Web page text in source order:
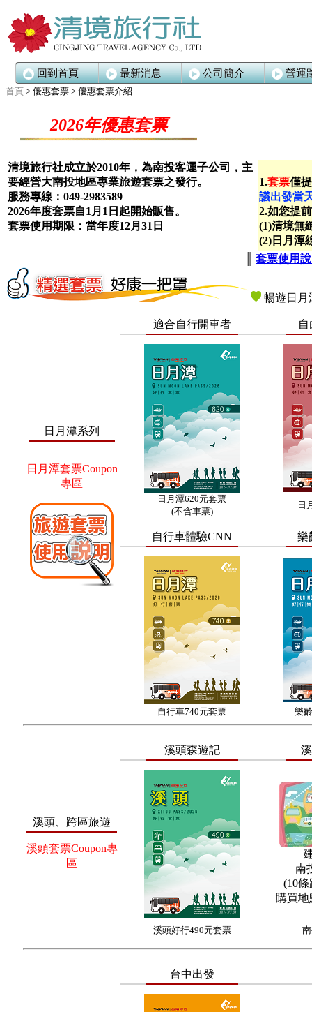
回到首頁 最新消息 公司簡介 營運
首頁 > 優惠套票 > 優惠套票介紹
2026年優惠套票
清境旅行社成立於2010年，為南投客運子公司，主
要經營大南投地區專業旅遊套票之發行。
服務專線：049-2983589
2026年度套票自1月1日起開始販售。
套票使用期限：當年度12月31日
1.套票僅
議出發當
2.如您提
(1)清境無
(2)日月潭
套票使用
暢遊日月
日月潭系列
日月潭套票Coupon
專區
適合自行開車者
日月潭620元套票
(不含車票)
日
自行車體驗CNN 樂
自行車740元套票 樂
溪頭、跨區旅遊
溪頭套票Coupon專
區
溪頭森遊記
南
(10
購買
溪頭好行490元套票
台中出發